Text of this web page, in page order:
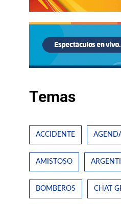
Temas
ACCIDENTE
AMISTOSO
BOMBEROS CHAT